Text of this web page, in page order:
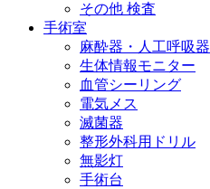
その他 検査
手術室
麻酔器・人工呼吸器
生体情報モニター
血管シーリング
電気メス
滅菌器
整形外科用ドリル
無影灯
手術台